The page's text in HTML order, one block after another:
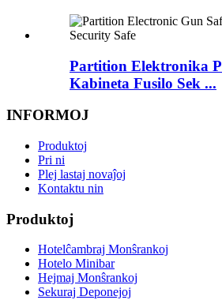
Partition Elektronika
Kabineta Fusilo Sek ...
INFORMOJ
Produktoj
Pri ni
Plej lastaj novaĵoj
Kontaktu nin
Produktoj
Hotelĉambraj Monŝrankoj
Hotelo Minibar
Hejmaj Monŝrankoj
Sekuraj Deponejoj